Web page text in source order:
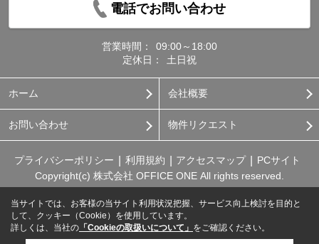
電話でお問い合わせ
営業時間：
09:00～18:00
定休日：
土日祝
ホーム 会社概要
お問い合わせ 物件リクエスト
プライバシーポリシー 利用規約 アクセスマップ
PCサイト
Copyright(c) 株式会社 OFFICE ONE All rights reserved.
当サイトでは、お客様の当サイト利用状況把握、サービス向上検討を目的と
して、クッキー（Cookie）を使用しています。
詳しくは、当社の 「Cookieの取扱いについて」 をご確認ください。